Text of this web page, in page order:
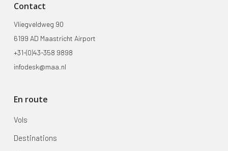
Contact
Vliegveldweg 90
6199 AD Maastricht Airport
+31-(0)43-358 9898
infodesk@maa.nl
En route
Vols
Destinations